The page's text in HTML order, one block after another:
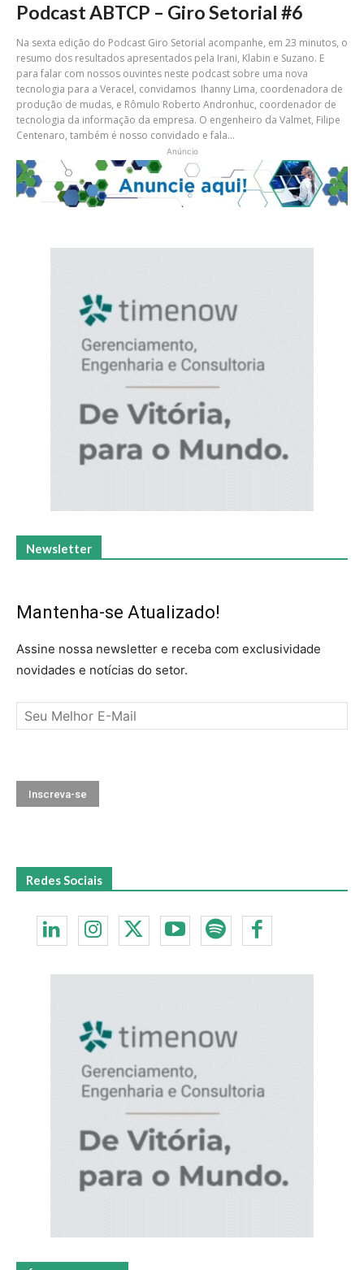
Podcast ABTCP – Giro Setorial #6
Na sexta edição do Podcast Giro Setorial acompanhe, em 23 minutos, o
resumo dos resultados apresentados pela Irani, Klabin e Suzano. E
para falar com nossos ouvintes neste podcast sobre uma nova
tecnologia para a Veracel, convidamos Ihanny Lima, coordenadora de
produção de mudas, e Rômulo Roberto Andronhuc, coordenador de
tecnologia da informação da empresa. O engenheiro da Valmet, Filipe
Centenaro, também é nosso convidado e fala...
Anúncio
Mantenha-se Atualizado!
novidades e notícias do setor.
Redes Sociais